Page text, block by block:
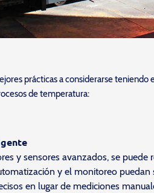
prácticas a considerarse teniendo
de temperatura:
y sensores avanzados, se puede
y el monitoreo
en lugar de mediciones